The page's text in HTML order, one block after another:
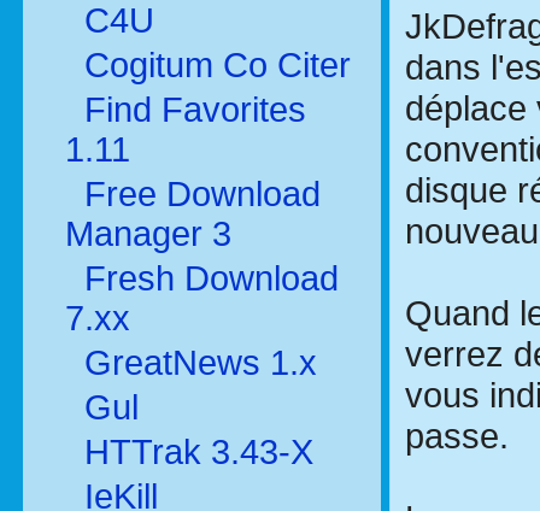
C4U
Cogitum Co Citer
Find Favorites
1.11
Free Download
Manager 3
Fresh Download
7.xx
GreatNews 1.x
Gul
HTTrak 3.43-X
IeKill
dans
déplace
disque
Quand
verrez
vous
passe.